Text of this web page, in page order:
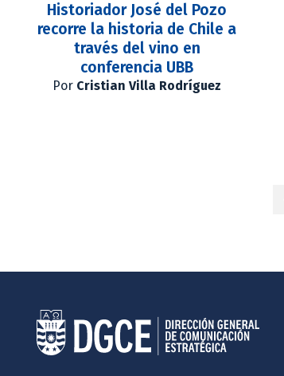
Historiador José del Pozo
recorre la historia de Chile a
través del vino en
conferencia UBB
Por Cristian Villa Rodríguez